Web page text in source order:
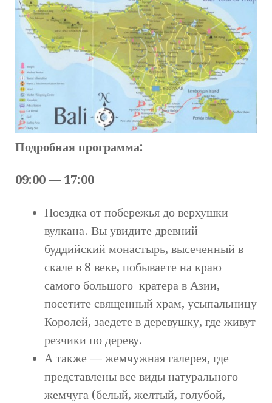
Подробная программа:
09:00 — 17:00
Поездка от побережья до верхушки
вулкана. Вы увидите древний
буддийский монастырь, высеченный в
скале в 8 веке, побываете на краю
самого большого кратера в Азии,
посетите священный храм, усыпальницу
Королей, заедете в деревушку, где живут
резчики по дереву.
А также — жемчужная галерея, где
представлены все виды натурального
жемчуга (белый, желтый, голубой,